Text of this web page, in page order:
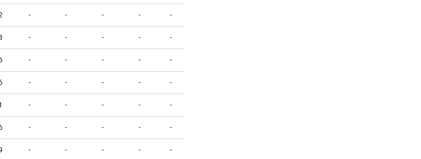
- - - - -
- - - - -
- - - - -
- - - - -
- - - - -
- - - - -
- - - - -